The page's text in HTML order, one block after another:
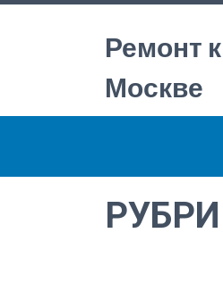
Ремонт
Москве